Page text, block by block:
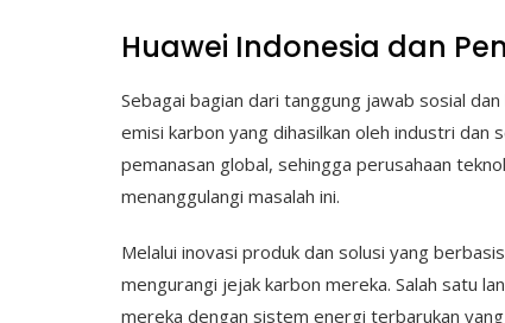
Huawei Indonesia dan
Sebagai bagian dari tanggung jawab sosial
emisi karbon yang dihasilkan oleh industri dan
pemanasan global, sehingga perusahaan
menanggulangi masalah ini.
Melalui inovasi produk dan solusi yang
mengurangi jejak karbon mereka. Salah satu
mereka dengan sistem energi terbarukan